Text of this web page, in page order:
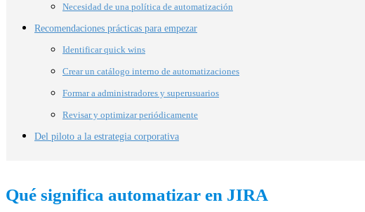
Necesidad de una política de automatización
Recomendaciones prácticas para empezar
Identificar quick wins
Crear un catálogo interno de automatizaciones
Formar a administradores y superusuarios
Revisar y optimizar periódicamente
Del piloto a la estrategia corporativa
Qué significa automatizar en JIRA